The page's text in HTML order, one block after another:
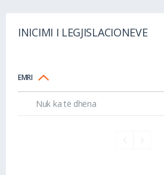
INICIMI I LEGJISLACIONEVE
EMRI
Nuk ka të dhëna